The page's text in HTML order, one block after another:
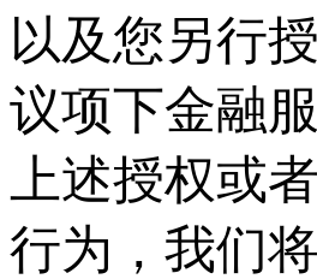
以及您另行
议项下金融
上述授权或
行为，我们